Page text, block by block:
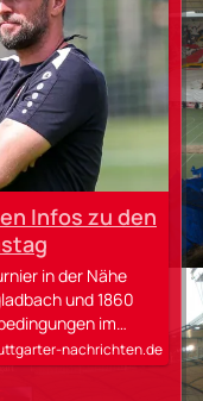
Infos zu den
in der Nähe
und 1860
im…
nachrichten.de